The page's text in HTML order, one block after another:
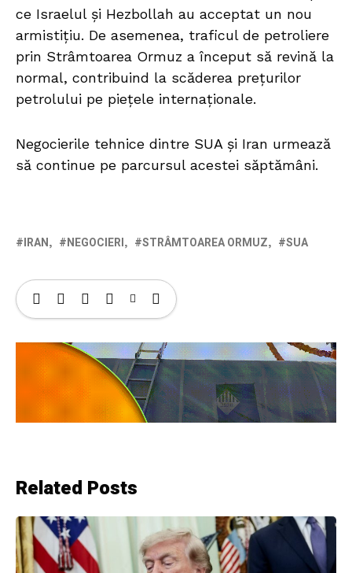
ce Israelul și Hezbollah au acceptat un nou
armistițiu. De asemenea, traficul de petroliere
prin Strâmtoarea Ormuz a început să revină la
normal, contribuind la scăderea prețurilor
petrolului pe piețele internaționale.
Negocierile tehnice dintre SUA și Iran urmează
să continue pe parcursul acestei săptămâni.
IRAN NEGOCIERI STRÂMTOAREA ORMUZ SUA
Related Posts